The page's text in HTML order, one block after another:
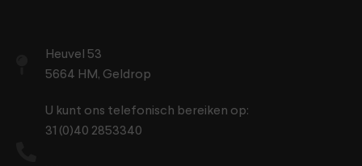
Heuvel 53
5664 HM, Geldrop
U kunt ons telefonisch bereiken op:
31 (0)40 2853340